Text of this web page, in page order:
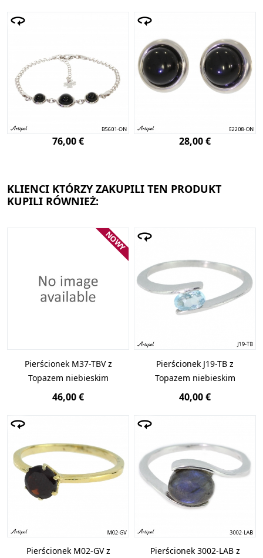
76,00 € 28,00 €
KLIENCI KTÓRZY ZAKUPILI TEN PRODUKT
KUPILI RÓWNIEŻ:
Loading...}
NOWY
Pierścionek M37-TBV z
Topazem niebieskim
46,00 €
Pierścionek J19-TB z
Topazem niebieskim
40,00 €
Pierścionek M02-GV z
Pierścionek 3002-LAB z